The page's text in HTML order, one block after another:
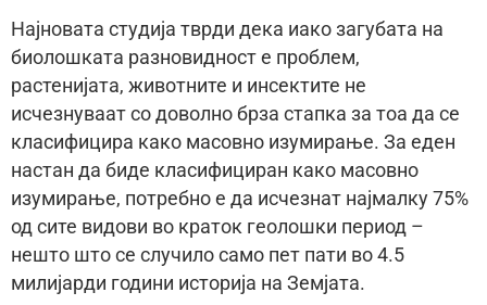
Најновата студија тврди дека иако загубата на
биолошката разновидност е проблем,
растенијата, животните и инсектите не
исчезнуваат со доволно брза стапка за тоа да се
класифицира како масовно изумирање. За еден
настан да биде класифициран како масовно
изумирање, потребно е да исчезнат најмалку 75%
од сите видови во краток геолошки период –
нешто што се случило само пет пати во 4.5
милијарди години историја на Земјата.